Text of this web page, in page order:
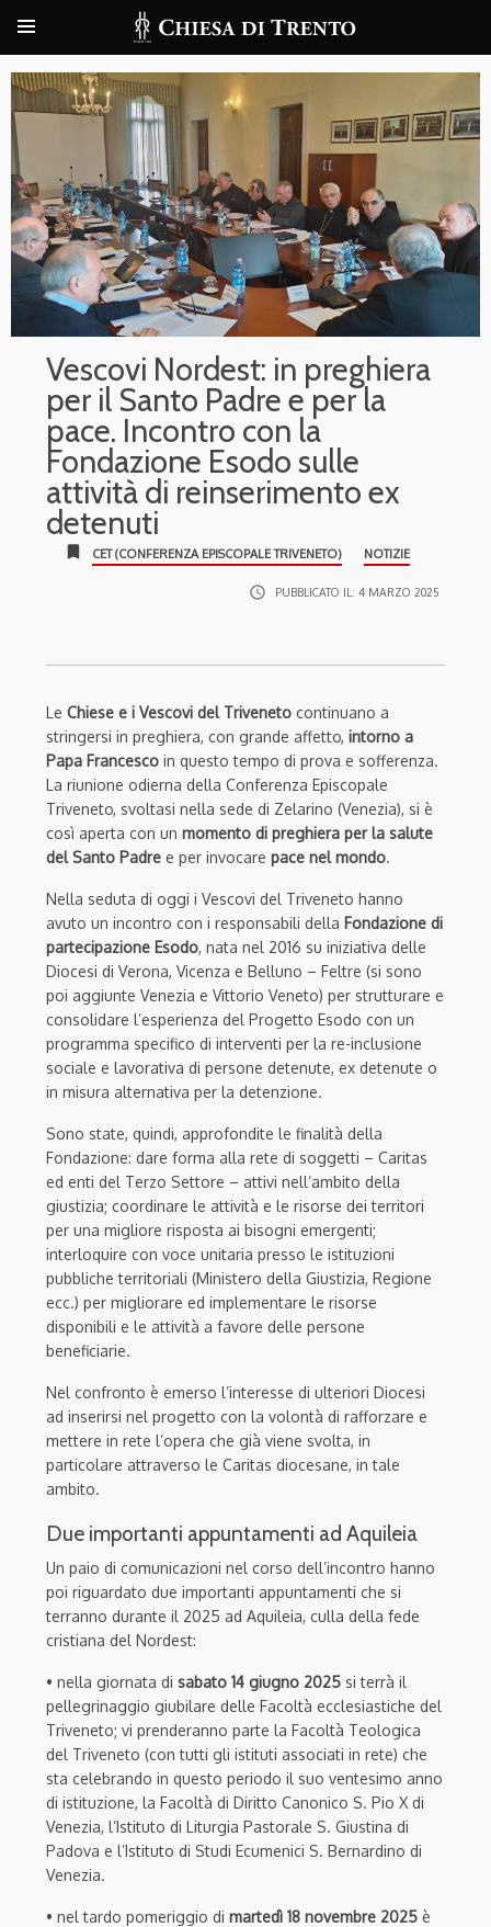
Vescovi Nordest: in preghiera
per il Santo Padre e per la
pace. Incontro con la
Fondazione Esodo sulle
attività di reinserimento ex
detenuti
bookmark CET (CONFERENZA EPISCOPALE TRIVENETO) NOTIZIE
access_time PUBBLICATO IL: 4 MARZO 2025
Le Chiese e i Vescovi del Triveneto continuano a
stringersi in preghiera, con grande affetto, intorno a
Papa Francesco in questo tempo di prova e sofferenza.
La riunione odierna della Conferenza Episcopale
Triveneto, svoltasi nella sede di Zelarino (Venezia), si è
così aperta con un momento di preghiera per la salute
del Santo Padre e per invocare pace nel mondo.
Nella seduta di oggi i Vescovi del Triveneto hanno
avuto un incontro con i responsabili della Fondazione di
partecipazione Esodo, nata nel 2016 su iniziativa delle
Diocesi di Verona, Vicenza e Belluno – Feltre (si sono
poi aggiunte Venezia e Vittorio Veneto) per strutturare e
consolidare l’esperienza del Progetto Esodo con un
programma specifico di interventi per la re-inclusione
sociale e lavorativa di persone detenute, ex detenute o
in misura alternativa per la detenzione.
Sono state, quindi, approfondite le finalità della
Fondazione: dare forma alla rete di soggetti – Caritas
ed enti del Terzo Settore – attivi nell’ambito della
giustizia; coordinare le attività e le risorse dei territori
per una migliore risposta ai bisogni emergenti;
interloquire con voce unitaria presso le istituzioni
pubbliche territoriali (Ministero della Giustizia, Regione
ecc.) per migliorare ed implementare le risorse
disponibili e le attività a favore delle persone
beneficiarie.
Nel confronto è emerso l’interesse di ulteriori Diocesi
ad inserirsi nel progetto con la volontà di rafforzare e
mettere in rete l’opera che già viene svolta, in
particolare attraverso le Caritas diocesane, in tale
ambito.
Due importanti appuntamenti ad Aquileia
Un paio di comunicazioni nel corso dell’incontro hanno
poi riguardato due importanti appuntamenti che si
terranno durante il 2025 ad Aquileia, culla della fede
cristiana del Nordest:
• nella giornata di sabato 14 giugno 2025 si terrà il
pellegrinaggio giubilare delle Facoltà ecclesiastiche del
Triveneto; vi prenderanno parte la Facoltà Teologica
del Triveneto (con tutti gli istituti associati in rete) che
sta celebrando in questo periodo il suo ventesimo anno
di istituzione, la Facoltà di Diritto Canonico S. Pio X di
Venezia, l’Istituto di Liturgia Pastorale S. Giustina di
Padova e l’Istituto di Studi Ecumenici S. Bernardino di
Venezia.
• nel tardo pomeriggio di martedì 18 novembre 2025 è